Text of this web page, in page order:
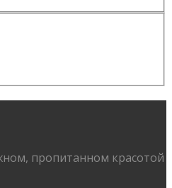
пропитанном красотой